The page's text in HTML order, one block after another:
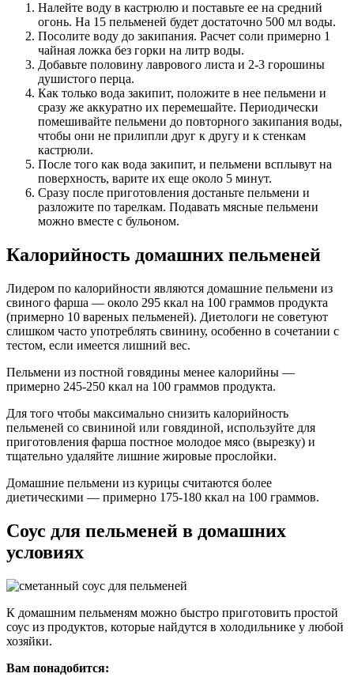
Налейте воду в кастрюлю и поставьте ее на средний
огонь. На 15 пельменей будет достаточно 500 мл воды.
Посолите воду до закипания. Расчет соли примерно 1
чайная ложка без горки на литр воды.
Добавьте половину лаврового листа и 2-3 горошины
душистого перца.
Как только вода закипит, положите в нее пельмени и
сразу же аккуратно их перемешайте. Периодически
помешивайте пельмени до повторного закипания воды,
чтобы они не прилипли друг к другу и к стенкам
кастрюли.
После того как вода закипит, и пельмени всплывут на
поверхность, варите их еще около 5 минут.
Сразу после приготовления достаньте пельмени и
разложите по тарелкам. Подавать мясные пельмени
можно вместе с бульоном.
Калорийность домашних пельменей
Лидером по калорийности являются домашние пельмени из
свиного фарша — около 295 ккал на 100 граммов продукта
(примерно 10 вареных пельменей). Диетологи не советуют
слишком часто употреблять свинину, особенно в сочетании с
тестом, если имеется лишний вес.
Пельмени из постной говядины менее калорийны —
примерно 245-250 ккал на 100 граммов продукта.
Для того чтобы максимально снизить калорийность
пельменей со свининой или говядиной, используйте для
приготовления фарша постное молодое мясо (вырезку) и
тщательно удаляйте лишние жировые прослойки.
Домашние пельмени из курицы считаются более
диетическими — примерно 175-180 ккал на 100 граммов.
Соус для пельменей в домашних
условиях
К домашним пельменям можно быстро приготовить простой
соус из продуктов, которые найдутся в холодильнике у любой
хозяйки.
Вам понадобится: